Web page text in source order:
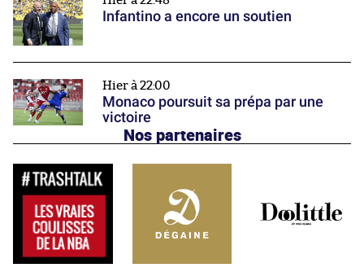
Infantino a encore un soutien
Hier à 22:00
Monaco poursuit sa prépa par une
victoire
Nos partenaires